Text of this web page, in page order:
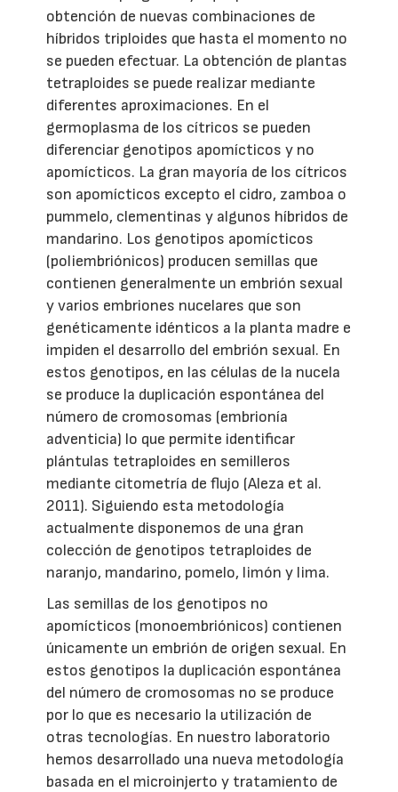
obtención de nuevas combinaciones de
híbridos triploides que hasta el momento no
se pueden efectuar. La obtención de plantas
tetraploides se puede realizar mediante
diferentes aproximaciones. En el
germoplasma de los cítricos se pueden
diferenciar genotipos apomícticos y no
apomícticos. La gran mayoría de los cítricos
son apomícticos excepto el cidro, zamboa o
pummelo, clementinas y algunos híbridos de
mandarino. Los genotipos apomícticos
(poliembriónicos) producen semillas que
contienen generalmente un embrión sexual
y varios embriones nucelares que son
genéticamente idénticos a la planta madre e
impiden el desarrollo del embrión sexual. En
estos genotipos, en las células de la nucela
se produce la duplicación espontánea del
número de cromosomas (embrionía
adventicia) lo que permite identificar
plántulas tetraploides en semilleros
mediante citometría de flujo (Aleza et al.
2011). Siguiendo esta metodología
actualmente disponemos de una gran
colección de genotipos tetraploides de
naranjo, mandarino, pomelo, limón y lima.
Las semillas de los genotipos no
apomícticos (monoembriónicos) contienen
únicamente un embrión de origen sexual. En
estos genotipos la duplicación espontánea
del número de cromosomas no se produce
por lo que es necesario la utilización de
otras tecnologías. En nuestro laboratorio
hemos desarrollado una nueva metodología
basada en el microinjerto y tratamiento de